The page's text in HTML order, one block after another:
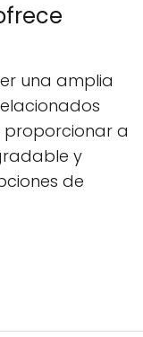
una amplia
proporcionar a
y
de